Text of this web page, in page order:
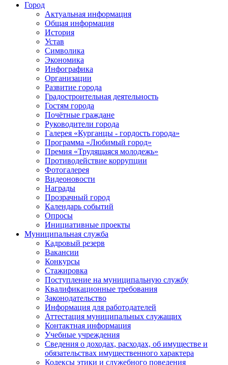
Город
Актуальная информация
Общая информация
История
Устав
Символика
Экономика
Инфографика
Организации
Развитие города
Градостроительная деятельность
Гостям города
Почётные граждане
Руководители города
Галерея «Курганцы - гордость города»
Программа «Любимый город»
Премия «Трудящаяся молодежь»
Противодействие коррупции
Фотогалерея
Видеоновости
Награды
Прозрачный город
Календарь событий
Опросы
Инициативные проекты
Муниципальная служба
Кадровый резерв
Вакансии
Конкурсы
Стажировка
Поступление на муниципальную службу
Квалификационные требования
Законодательство
Информация для работодателей
Аттестация муниципальных служащих
Контактная информация
Учебные учреждения
Сведения о доходах, расходах, об имуществе и
обязательствах имущественного характера
Кодексы этики и служебного поведения